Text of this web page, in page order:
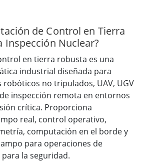
de Control en Tierra
Inspección Nuclear?
en tierra robusta es una
industrial diseñada para
no tripulados, UAV, UGV
inspección remota en entornos
crítica. Proporciona
real, control operativo,
computación en el borde y
para operaciones de
la seguridad.